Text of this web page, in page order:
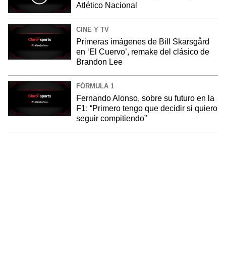
Atlético Nacional
CINE Y TV
Primeras imágenes de Bill Skarsgård
en ‘El Cuervo’, remake del clásico de
Brandon Lee
FÓRMULA 1
Fernando Alonso, sobre su futuro en la
F1: “Primero tengo que decidir si quiero
seguir compitiendo”